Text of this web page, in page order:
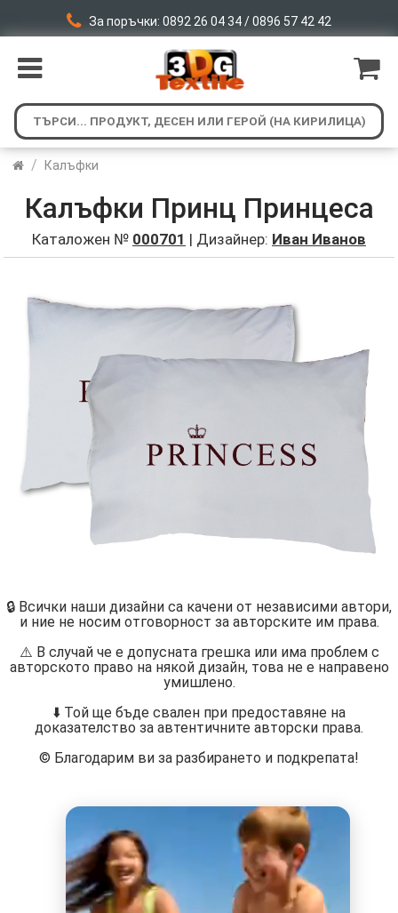
За поръчки: 0892 26 04 34 / 0896 57 42 42
/ Калъфки
Калъфки Принц Принцеса
Каталожен № 000701 | Дизайнер: Иван Иванов
🔒 Всички наши дизайни са качени от независими автори,
и ние не носим отговорност за авторските им права.
⚠️ В случай че е допусната грешка или има проблем с
авторското право на някой дизайн, това не е направено
умишлено.
⬇️ Той ще бъде свален при предоставяне на
доказателство за автентичните авторски права.
©️ Благодарим ви за разбирането и подкрепата!